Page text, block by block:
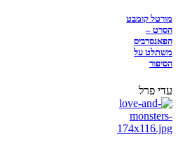
מורטל קומבט
הסרט –
הפאנסרביס
משתלט על
הסיפור
עדי פרל